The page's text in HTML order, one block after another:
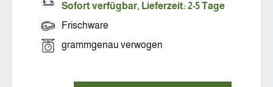
Sofort verfügbar, Lieferzeit: 2-5 Tage
Frischware
grammgenau verwogen